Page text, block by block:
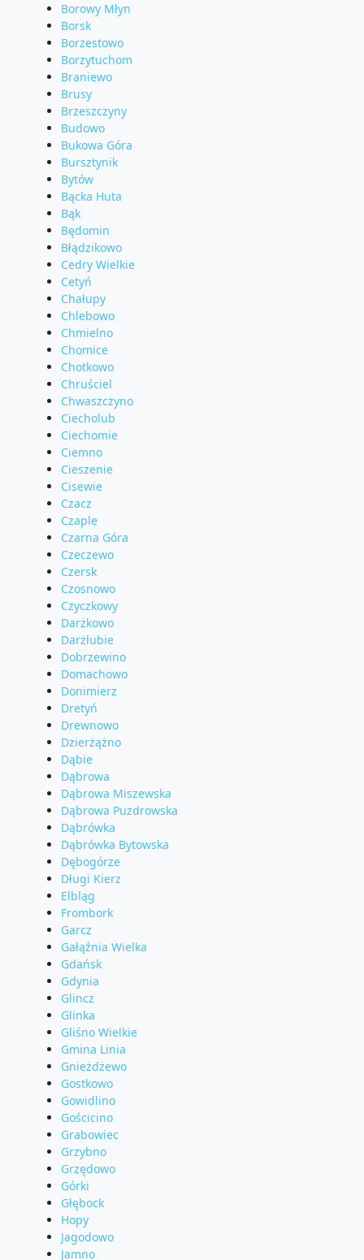
Borowy Młyn
Borsk
Borzestowo
Borzytuchom
Braniewo
Brusy
Brzeszczyny
Budowo
Bukowa Góra
Bursztynik
Bytów
Bącka Huta
Bąk
Będomin
Błądzikowo
Cedry Wielkie
Cetyń
Chałupy
Chlebowo
Chmielno
Chomice
Chotkowo
Chruściel
Chwaszczyno
Ciecholub
Ciechomie
Ciemno
Cieszenie
Cisewie
Czacz
Czaple
Czarna Góra
Czeczewo
Czersk
Czosnowo
Czyczkowy
Darżkowo
Darżlubie
Dobrzewino
Domachowo
Donimierz
Dretyń
Drewnowo
Dzierżążno
Dąbie
Dąbrowa
Dąbrowa Miszewska
Dąbrowa Puzdrowska
Dąbrówka
Dąbrówka Bytowska
Dębogórze
Długi Kierz
Elbląg
Frombork
Garcz
Gałąźnia Wielka
Gdańsk
Gdynia
Glincz
Glinka
Gliśno Wielkie
Gmina Linia
Gnieżdżewo
Gostkowo
Gowidlino
Gościcino
Grabowiec
Grzybno
Grzędowo
Górki
Głębock
Hopy
Jagodowo
Jamno